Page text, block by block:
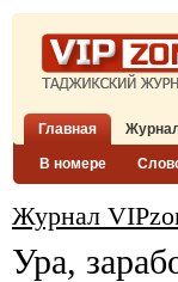
Главная
В номере
Журнал
Ура,